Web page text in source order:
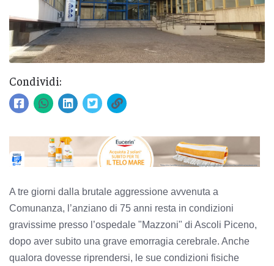
Condividi:
A tre giorni dalla brutale aggressione avvenuta a
Comunanza, l’anziano di 75 anni resta in condizioni
gravissime presso l’ospedale "Mazzoni" di Ascoli Piceno,
dopo aver subito una grave emorragia cerebrale. Anche
qualora dovesse riprendersi, le sue condizioni fisiche